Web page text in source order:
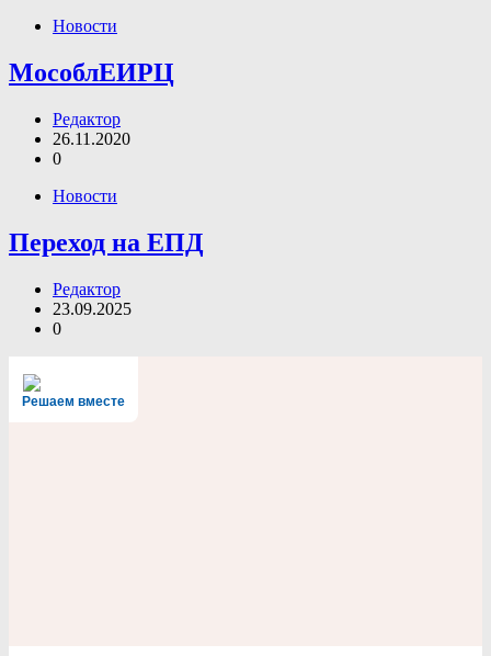
Новости
МособлЕИРЦ
Редактор
26.11.2020
0
Новости
Переход на ЕПД
Редактор
23.09.2025
0
Решаем вместе